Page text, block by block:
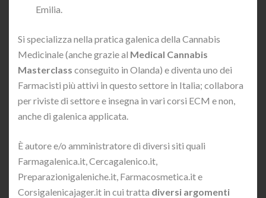
Emilia.
Si specializza nella pratica galenica della Cannabis
Medicinale (anche grazie al Medical Cannabis
Masterclass conseguito in Olanda) e diventa uno dei
Farmacisti più attivi in questo settore in Italia; collabora
per riviste di settore e insegna in vari corsi ECM e non,
anche di galenica applicata.
È autore e/o amministratore di diversi siti quali
Farmagalenica.it, Cercagalenico.it,
Preparazionigaleniche.it, Farmacosmetica.it e
Corsigalenicajager.it in cui tratta diversi argomenti